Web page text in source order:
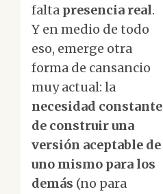
falta presencia real.
Y en medio de todo
eso, emerge otra
forma de cansancio
muy actual: la
necesidad constante
de construir una
versión aceptable de
uno mismo para los
demás (no para